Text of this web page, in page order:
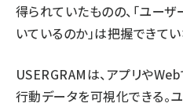
得られていたものの、「ユー
いているのか」は把握できてい
USERGRAMは、アプリや
行動データを可視化できる。